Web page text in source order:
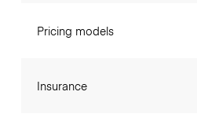
Pricing models
Insurance